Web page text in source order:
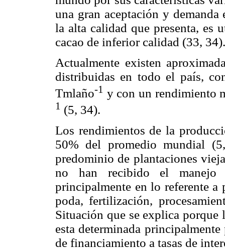
una gran aceptación y
la alta calidad que presenta, es
cacao de inferior calidad (33, 34).
Actualmente existen
distribuidas en todo el país,
Tmlaño-1 y con un rendimiento
1 (5, 34).
Los rendimientos de la
50% del promedio mundial
predominio de plantaciones
no han recibido el manejo
principalmente en lo referente
poda, fertilización,
Situación que se explica
esta determinada
de financiamiento a tasas de